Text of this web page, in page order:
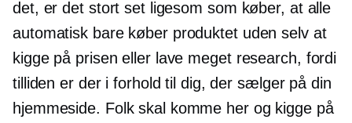
det, er det stort set ligesom som køber, at alle
automatisk bare køber produktet uden selv at
kigge på prisen eller lave meget research, fordi
tilliden er der i forhold til dig, der sælger på din
hjemmeside. Folk skal komme her og kigge på